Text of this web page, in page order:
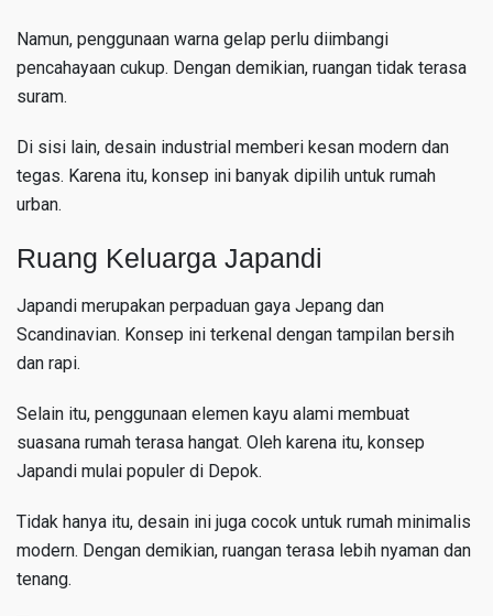
Namun, penggunaan warna gelap perlu diimbangi
pencahayaan cukup. Dengan demikian, ruangan tidak terasa
suram.
Di sisi lain, desain industrial memberi kesan modern dan
tegas. Karena itu, konsep ini banyak dipilih untuk rumah
urban.
Ruang Keluarga Japandi
Japandi merupakan perpaduan gaya Jepang dan
Scandinavian. Konsep ini terkenal dengan tampilan bersih
dan rapi.
Selain itu, penggunaan elemen kayu alami membuat
suasana rumah terasa hangat. Oleh karena itu, konsep
Japandi mulai populer di Depok.
Tidak hanya itu, desain ini juga cocok untuk rumah minimalis
modern. Dengan demikian, ruangan terasa lebih nyaman dan
tenang.